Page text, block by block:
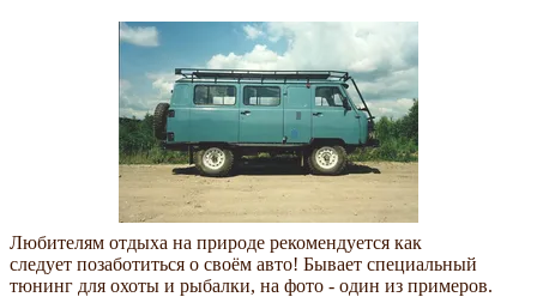
Любителям отдыха на природе рекомендуется как
следует позаботиться о своём авто! Бывает специальный
тюнинг для охоты и рыбалки, на фото - один из примеров.